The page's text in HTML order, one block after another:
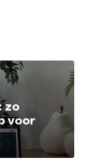
zo
voor